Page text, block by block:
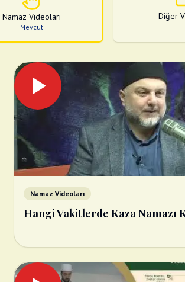
Namaz Videoları
Mevcut
Diğer
Namaz Videoları
Hangi Vakitlerde Kaza Namazı